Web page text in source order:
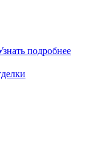
подробнее